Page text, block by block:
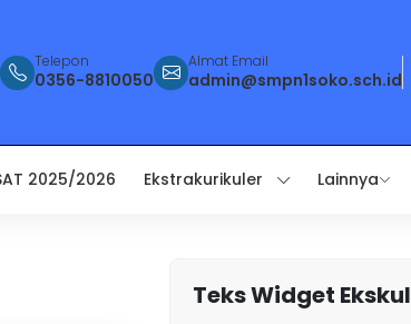
Telepon
0356-8810050
Almat Email
admin@smpn1soko.sch.id
2025/2026 Ekstrakurikuler Lainnya
Teks Widget Ekskul